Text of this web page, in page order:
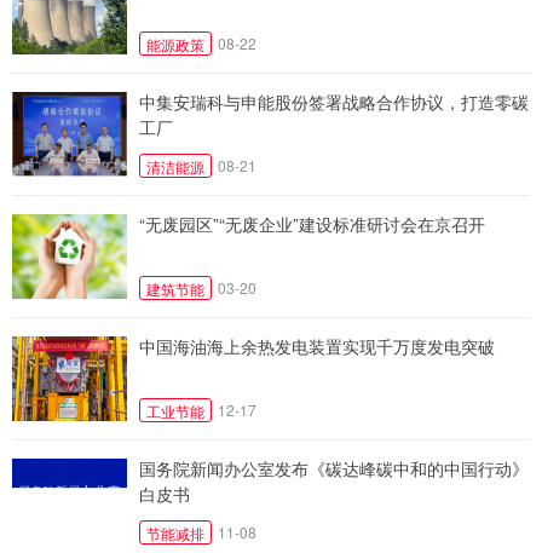
能源政策 08-22
中集安瑞科与申能股份签署战略合作协议，打造零碳
工厂
清洁能源 08-21
“无废园区”“无废企业”建设标准研讨会在京召开
建筑节能 03-20
中国海油海上余热发电装置实现千万度发电突破
工业节能 12-17
国务院新闻办公室发布《碳达峰碳中和的中国行动》
白皮书
节能减排 11-08